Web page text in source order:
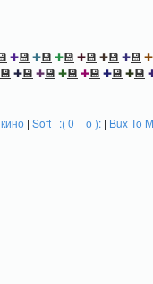
✚💾 ✚💾 ✚💾 ✚💾 ✚💾 ✚💾 ✚
💾 ✚💾 ✚💾 ✚💾 ✚💾 ✚💾 ✚💾
кино | Soft | :( 0 _ о ): | Bux To